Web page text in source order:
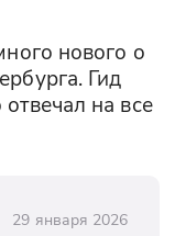
нового о
Гид
на все
29 января 2026